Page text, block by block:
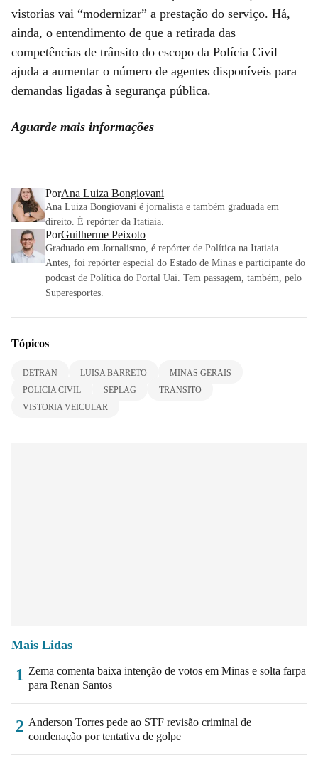
vistorias vai “modernizar” a prestação do serviço. Há,
ainda, o entendimento de que a retirada das
competências de trânsito do escopo da Polícia Civil
ajuda a aumentar o número de agentes disponíveis para
demandas ligadas à segurança pública.
Aguarde mais informações
PorAna Luiza Bongiovani
Ana Luiza Bongiovani é jornalista e também graduada em
direito. É repórter da Itatiaia.
PorGuilherme Peixoto
Graduado em Jornalismo, é repórter de Política na Itatiaia.
Antes, foi repórter especial do Estado de Minas e participante do
podcast de Política do Portal Uai. Tem passagem, também, pelo
Superesportes.
Tópicos
DETRAN LUISA BARRETO
MINAS GERAIS
POLICIA CIVIL
SEPLAG
TRANSITO
VISTORIA VEICULAR
Mais Lidas
1 Zema comenta baixa intenção de votos em Minas e solta farpa
para Renan Santos
2 Anderson Torres pede ao STF revisão criminal de
condenação por tentativa de golpe